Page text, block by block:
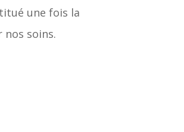
une fois la
soins.